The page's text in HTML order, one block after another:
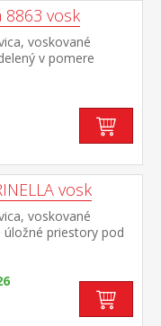
8863 vosk
voskované
v pomere
tyč a polica, užšia
odporúčaný
vosk
voskované
úložné priestory pod
cene cena vrátane
matrac nie je v
matraca 90 × 200
M24, M26) výsuv
priestor alebo ako